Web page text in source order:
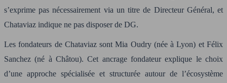
s’exprime pas nécessairement via un titre de Directeur Général, et
Chataviaz indique ne pas disposer de DG.
Les fondateurs de Chataviaz sont Mia Oudry (née à Lyon) et Félix
Sanchez (né à Châtou). Cet ancrage fondateur explique le choix
d’une approche spécialisée et structurée autour de l’écosystème